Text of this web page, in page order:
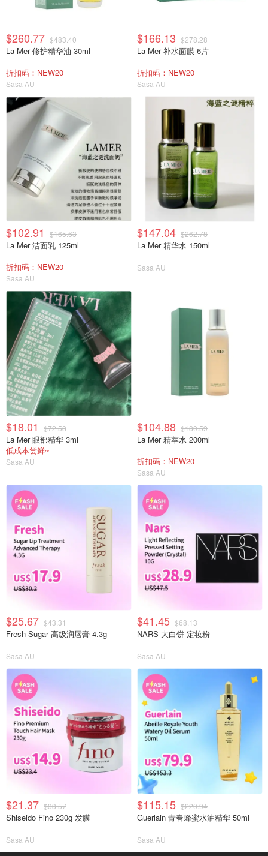
$260.77 $483.40
La Mer 修护精华油 30ml
折扣码：NEW20
Sasa AU
$166.13 $278.28
La Mer 补水面膜 6片
折扣码：NEW20
Sasa AU
$102.91 $165.63
La Mer 洁面乳 125ml
折扣码：NEW20
Sasa AU
$147.04 $262.78
La Mer 精华水 150ml
Sasa AU
$18.01 $72.58
La Mer 眼部精华 3ml
低成本尝鲜~
Sasa AU
$104.88 $180.59
La Mer 精萃水 200ml
折扣码：NEW20
Sasa AU
$25.67 $43.31
Fresh Sugar 高级润唇膏 4.3g
Sasa AU
$41.45 $68.13
NARS 大白饼 定妆粉
Sasa AU
$21.37 $33.57
Shiseido Fino 230g 发膜
Sasa AU
$115.15 $220.94
Guerlain 青春蜂蜜水油精华 50ml
Sasa AU